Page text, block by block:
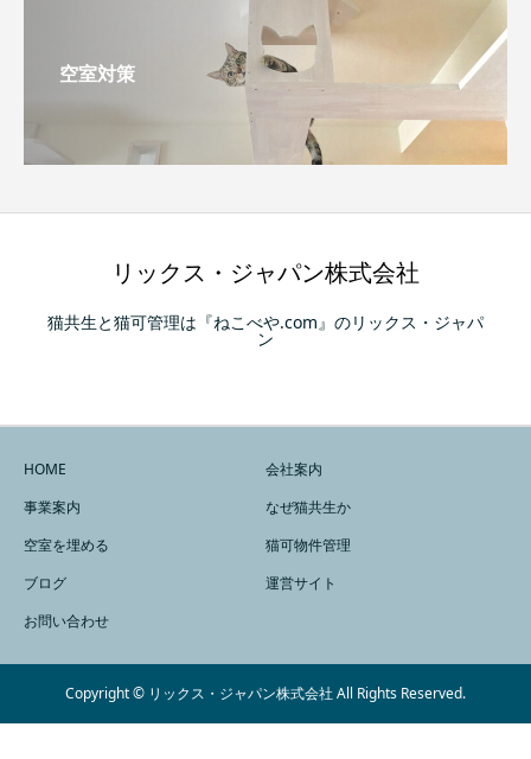
空室対策
リックス・ジャパン株式会社
猫共生と猫可管理は『ねこべや.com』のリックス・ジャパ
ン
HOME
会社案内
事業案内
なぜ猫共生か
空室を埋める
猫可物件管理
ブログ
運営サイト
お問い合わせ
Copyright © リックス・ジャパン株式会社 All Rights Reserved.